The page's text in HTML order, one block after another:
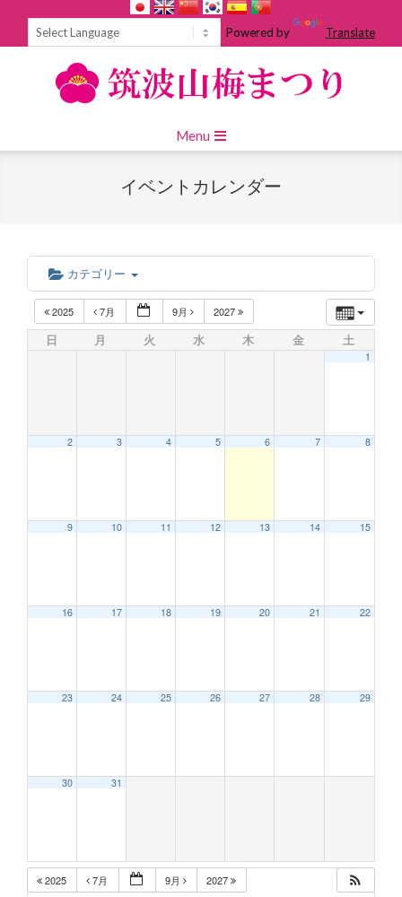
Powered by Translate
Navigation
Menu
イベントカレンダー
カテゴリー
2025 7月 9月 2027
日 月 火 水 木 金 土
1
2 3 4 5 6 7 8
9 10 11 12 13 14 15
16 17 18 19 20 21 22
23 24 25 26 27 28 29
30 31
2025 7月 9月 2027